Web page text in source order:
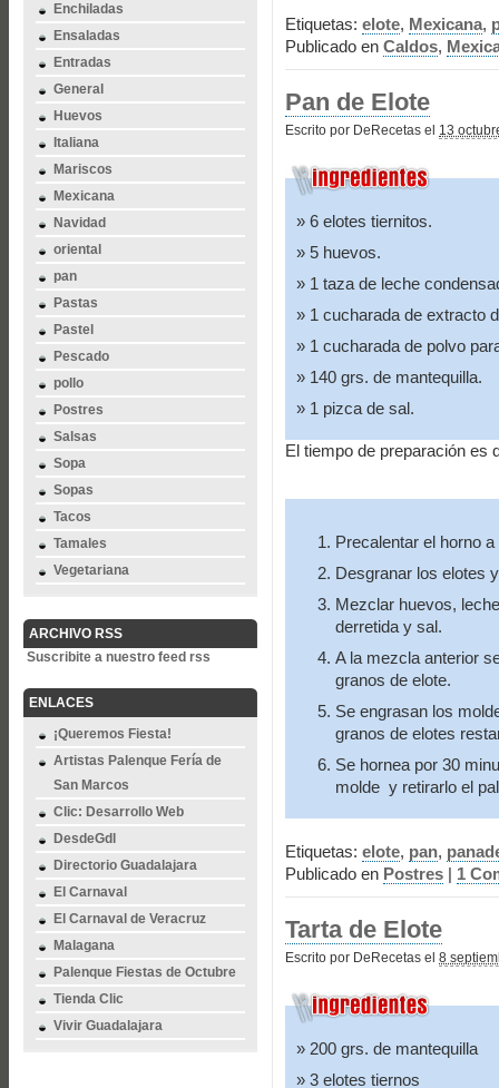
Enchiladas
Ensaladas
Entradas
General
Huevos
Italiana
Mariscos
Mexicana
Navidad
oriental
pan
Pastas
Pastel
Pescado
pollo
Postres
Salsas
Sopa
Sopas
Tacos
Tamales
Vegetariana
ARCHIVO RSS
Suscribite a nuestro feed rss
ENLACES
¡Queremos Fiesta!
Artistas Palenque Fería de
San Marcos
Clic: Desarrollo Web
DesdeGdl
Directorio Guadalajara
El Carnaval
El Carnaval de Veracruz
Malagana
Palenque Fiestas de Octubre
Tienda Clic
Vivir Guadalajara
Etiquetas: elote, Mexicana,
Publicado en Caldos,
Pan de Elote
Escrito por DeRecetas el 13
6 elotes tiernitos.
5 huevos.
1 taza de leche
1 cucharada de extracto
1 cucharada de polvo
140 grs. de mantequilla.
1 pizca de sal.
El tiempo de preparación es
Precalentar el horno
Desgranar los elotes
Mezclar huevos,
derretida y sal.
A la mezcla anterior
granos de elote.
Se engrasan los
granos de elotes
Se hornea por 30
molde y retirarlo el
Etiquetas: elote, pan,
Publicado en Postres | 1
Tarta de Elote
Escrito por DeRecetas el 8
200 grs. de mantequilla
3 elotes tiernos